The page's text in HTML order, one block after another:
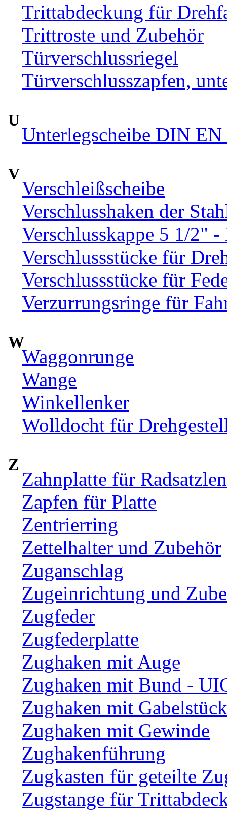
Trittabdeckung für
Trittroste und Zubehör
Türverschlussriegel
Türverschlusszapfen,
U
Unterlegscheibe DIN
V
Verschleißscheibe
Verschlusshaken der
Verschlusskappe 5 1/2"
Verschlussstücke für
Verschlussstücke für
Verzurrungsringe für
W
Waggonrunge
Wange
Winkellenker
Wolldocht für
Z
Zahnplatte für
Zapfen für Platte
Zentrierring
Zettelhalter und Zubehör
Zuganschlag
Zugeinrichtung und
Zugfeder
Zugfederplatte
Zughaken mit Auge
Zughaken mit Bund -
Zughaken mit Gabelstück
Zughaken mit Gewinde
Zughakenführung
Zugkasten für geteilte
Zugstange für